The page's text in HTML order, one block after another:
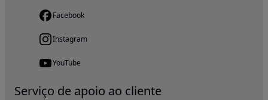
Facebook
Instagram
YouTube
Serviço de apoio ao cliente